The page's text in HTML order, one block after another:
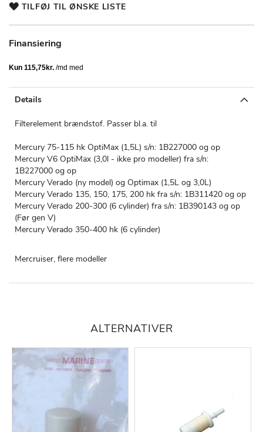
TILFØJ TIL ØNSKE LISTE
Finansiering
Details
Filterelement brændstof. Passer bl.a. til
Mercury 75-115 hk OptiMax (1,5L) s/n: 1B227000 og op
Mercury V6 OptiMax (3,0l - ikke pro modeller) fra s/n:
1B227000 og op
Mercury Verado (ny model) og Optimax (1,5L og 3,0L)
Mercury Verado 135, 150, 175, 200 hk fra s/n: 1B311420 og op
Mercury Verado 200-300 (6 cylinder) fra s/n: 1B390143 og op
(Før gen V)
Mercury Verado 350-400 hk (6 cylinder)
Mercruiser, flere modeller
ALTERNATIVER